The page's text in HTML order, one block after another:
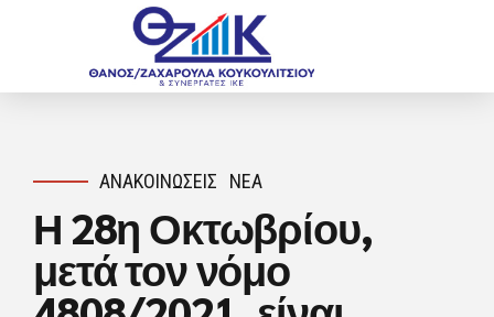
ΑΝΑΚΟΙΝΏΣΕΙΣ ΝΈΑ
Η 28η Οκτωβρίου,
μετά τον νόμο